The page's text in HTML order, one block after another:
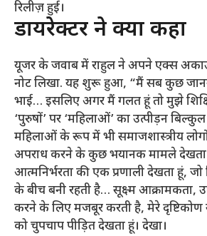
रिलीज़ हुई।
डायरेक्टर ने क्या कहा
यूजर के जवाब में राहुल ने अपने एक्स
नोट लिखा. यह शुरू हुआ, “मैं सब कुछ जानने
भाई… इसलिए अगर मैं गलत हूं तो मुझे
‘पुरुषों’ पर ‘महिलाओं’ का उत्पीड़न
महिलाओं के रूप में भी समाजशास्त्रीय लोगों
अपराध करने के कुछ भयानक मामले
आत्मनिर्भरता की एक प्रणाली देखता हूं,
के बीच बनी रहती है… सूक्ष्म आक्रामकता,
करने के लिए मजबूर करती है, मेरे
को चुपचाप पीड़ित देखता हूं। देखा।